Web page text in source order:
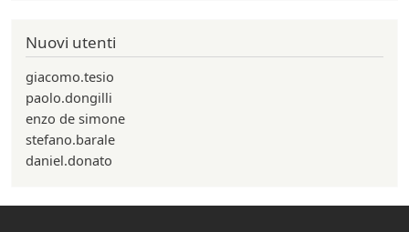
Nuovi utenti
giacomo.tesio
paolo.dongilli
enzo de simone
stefano.barale
daniel.donato